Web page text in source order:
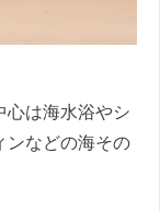
心は海水浴やシ
ンなどの海その